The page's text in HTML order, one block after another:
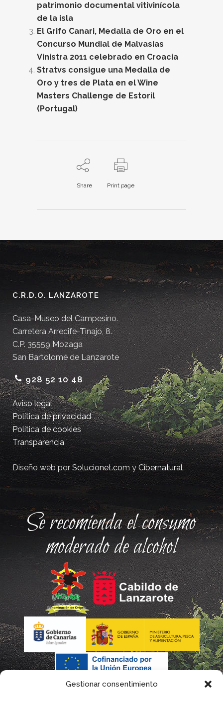
Gestionar consentimiento
patrimonio documental vitivinícola
de la isla
El Grifo Canari, Medalla de Oro en el
Concurso Mundial de Malvasías
Vinistra 2011 celebrado en Croacia
Stratvs consigue una Medalla de
Oro y tres de Plata en el Wine
Masters Challenge de Estoril
(Portugal)
Share Print page
C.R.D.O. LANZAROTE
Casa-Museo del Campesino.
Carretera Arrecife-Tinajo, 8.
C.P. 35559 Mozaga
San Bartolomé de Lanzarote
928 52 10 48
Aviso legal
Política de privacidad
Política de cookies
Transparencia
Diseño web porSolucionet.comyCibernatural
Se recomienda el consumo
moderado de alcohol